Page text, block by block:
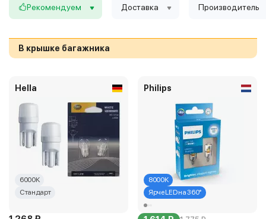
Рекомендуем Доставка Производитель
В крышке багажника
Hella
6000K
Стандарт
Philips
8000K
Ярче LED на 360°